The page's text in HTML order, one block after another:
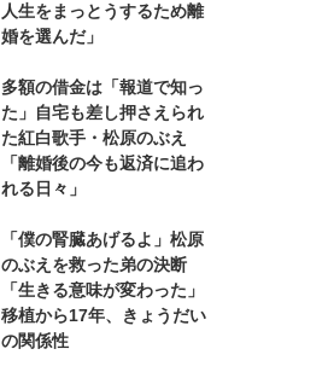
人生をまっとうするため離
婚を選んだ」
多額の借金は「報道で知っ
た」自宅も差し押さえられ
た紅白歌手・松原のぶえ
「離婚後の今も返済に追わ
れる日々」
「僕の腎臓あげるよ」松原
のぶえを救った弟の決断
「生きる意味が変わった」
移植から17年、きょうだい
の関係性